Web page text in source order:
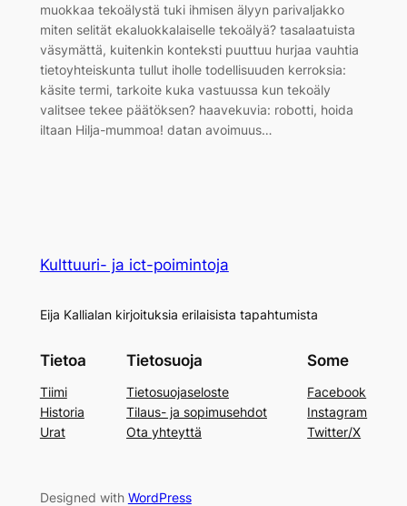
muokkaa tekoälystä tuki ihmisen älyyn parivaljakko
miten selität ekaluokkalaiselle tekoälyä? tasalaatuista
väsymättä, kuitenkin konteksti puuttuu hurjaa vauhtia
tietoyhteiskunta tullut iholle todellisuuden kerroksia:
käsite termi, tarkoite kuka vastuussa kun tekoäly
valitsee tekee päätöksen? haavekuvia: robotti, hoida
iltaan Hilja-mummoa! datan avoimuus…
Kulttuuri- ja ict-poimintoja
Eija Kallialan kirjoituksia erilaisista tapahtumista
Tietoa
Tiimi
Historia
Urat
Tietosuoja
Tietosuojaseloste
Tilaus- ja sopimusehdot
Ota yhteyttä
Some
Facebook
Instagram
Twitter/X
Designed with WordPress